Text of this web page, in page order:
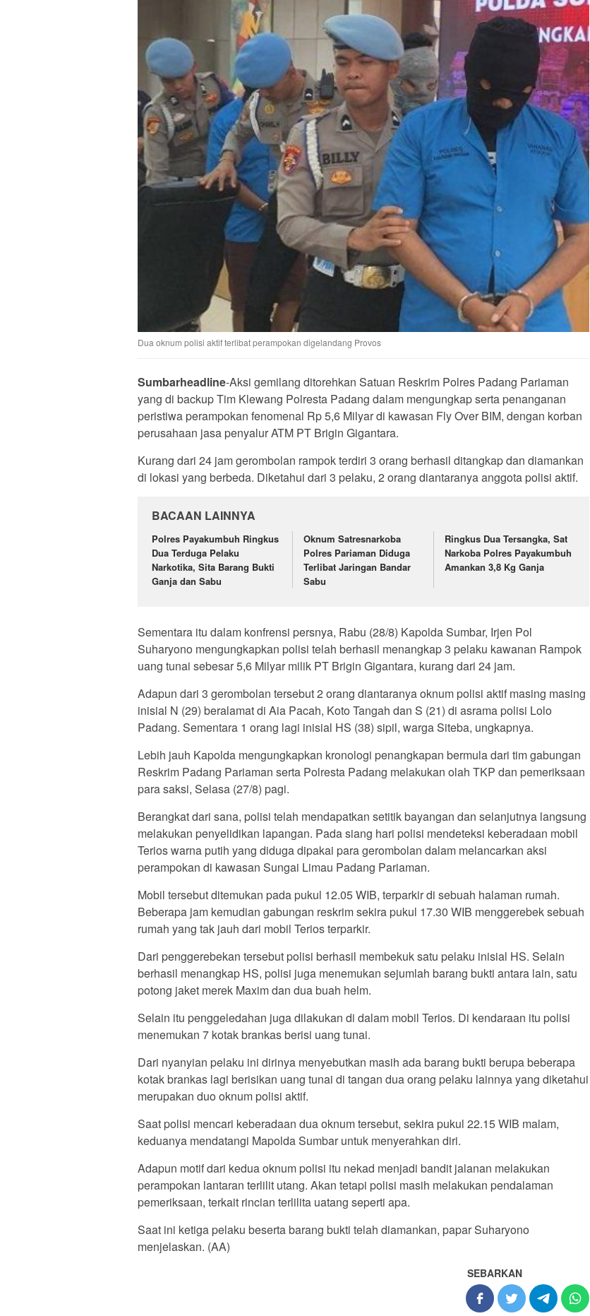
Dua oknum polisi aktif terlibat perampokan digelandang Provos
Sumbarheadline-Aksi gemilang ditorehkan Satuan Reskrim Polres Padang Pariaman
yang di backup Tim Klewang Polresta Padang dalam mengungkap serta penanganan
peristiwa perampokan fenomenal Rp 5,6 Milyar di kawasan Fly Over BIM, dengan korban
perusahaan jasa penyalur ATM PT Brigin Gigantara.
Kurang dari 24 jam gerombolan rampok terdiri 3 orang berhasil ditangkap dan diamankan
di lokasi yang berbeda. Diketahui dari 3 pelaku, 2 orang diantaranya anggota polisi aktif.
BACAAN LAINNYA
Polres Payakumbuh Ringkus
Dua Terduga Pelaku
Narkotika, Sita Barang Bukti
Ganja dan Sabu
Oknum Satresnarkoba
Polres Pariaman Diduga
Terlibat Jaringan Bandar
Sabu
Ringkus Dua Tersangka, Sat
Narkoba Polres Payakumbuh
Amankan 3,8 Kg Ganja
Sementara itu dalam konfrensi persnya, Rabu (28/8) Kapolda Sumbar, Irjen Pol
Suharyono mengungkapkan polisi telah berhasil menangkap 3 pelaku kawanan Rampok
uang tunai sebesar 5,6 Milyar milik PT Brigin Gigantara, kurang dari 24 jam.
Adapun dari 3 gerombolan tersebut 2 orang diantaranya oknum polisi aktif masing masing
inisial N (29) beralamat di Aia Pacah, Koto Tangah dan S (21) di asrama polisi Lolo
Padang. Sementara 1 orang lagi inisial HS (38) sipil, warga Siteba, ungkapnya.
Lebih jauh Kapolda mengungkapkan kronologi penangkapan bermula dari tim gabungan
Reskrim Padang Pariaman serta Polresta Padang melakukan olah TKP dan pemeriksaan
para saksi, Selasa (27/8) pagi.
Berangkat dari sana, polisi telah mendapatkan setitik bayangan dan selanjutnya langsung
melakukan penyelidikan lapangan. Pada siang hari polisi mendeteksi keberadaan mobil
Terios warna putih yang diduga dipakai para gerombolan dalam melancarkan aksi
perampokan di kawasan Sungai Limau Padang Pariaman.
Mobil tersebut ditemukan pada pukul 12.05 WIB, terparkir di sebuah halaman rumah.
Beberapa jam kemudian gabungan reskrim sekira pukul 17.30 WIB menggerebek sebuah
rumah yang tak jauh dari mobil Terios terparkir.
Dari penggerebekan tersebut polisi berhasil membekuk satu pelaku inisial HS. Selain
berhasil menangkap HS, polisi juga menemukan sejumlah barang bukti antara lain, satu
potong jaket merek Maxim dan dua buah helm.
Selain itu penggeledahan juga dilakukan di dalam mobil Terios. Di kendaraan itu polisi
menemukan 7 kotak brankas berisi uang tunai.
Dari nyanyian pelaku ini dirinya menyebutkan masih ada barang bukti berupa beberapa
kotak brankas lagi berisikan uang tunai di tangan dua orang pelaku lainnya yang diketahui
merupakan duo oknum polisi aktif.
Saat polisi mencari keberadaan dua oknum tersebut, sekira pukul 22.15 WIB malam,
keduanya mendatangi Mapolda Sumbar untuk menyerahkan diri.
Adapun motif dari kedua oknum polisi itu nekad menjadi bandit jalanan melakukan
perampokan lantaran terlilit utang. Akan tetapi polisi masih melakukan pendalaman
pemeriksaan, terkait rincian terlilita uatang seperti apa.
Saat ini ketiga pelaku beserta barang bukti telah diamankan, papar Suharyono
menjelaskan. (AA)
SEBARKAN